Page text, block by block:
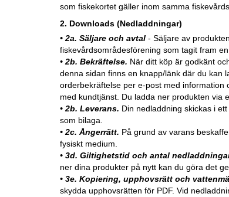
som fiskekortet gäller inom samma
2. Downloads (Nedladdningar)
• 2a. Säljare och avtal - Säljare av
fiskevårdsområdesförening som tagit fram
• 2b. Bekräftelse. När ditt köp är godkänt
denna sidan finns en knapp/länk där du kan
orderbekräftelse per e-post med
med kundtjänst. Du ladda ner produkten via
• 2b. Leverans. Din nedladdning skickas i
som bilaga.
• 2c. Ångerrätt. På grund av varans
fysiskt medium.
• 3d. Giltighetstid och antal
ner dina produkter på nytt kan du göra det
• 3e. Kopiering, upphovsrätt och
skydda upphovsrätten för PDF. Vid